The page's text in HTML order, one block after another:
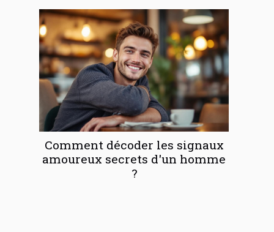
Comment décoder les signaux
amoureux secrets d'un homme
?